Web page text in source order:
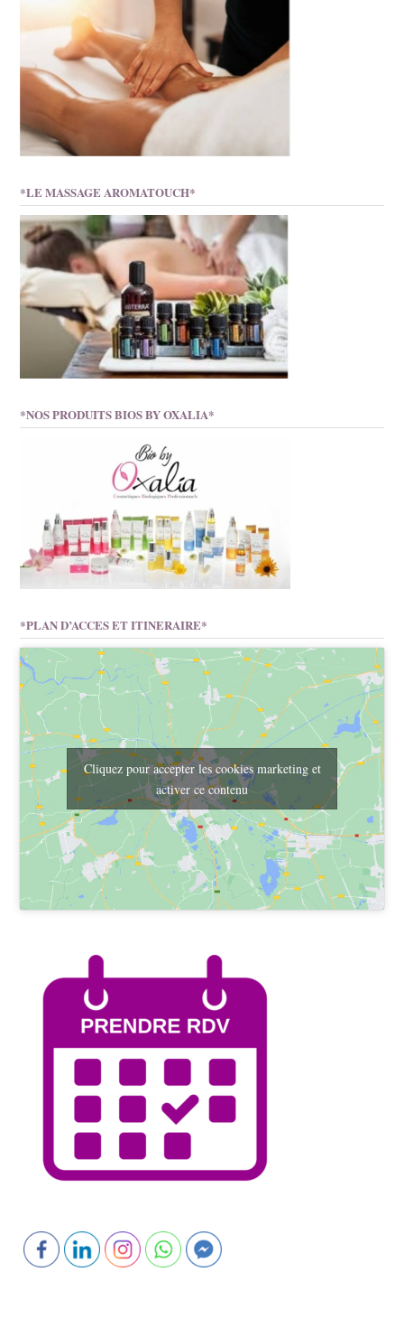
*LE MASSAGE AROMATOUCH*
*NOS PRODUITS BIOS BY OXALIA*
*PLAN D’ACCES ET ITINERAIRE*
Cliquez pour accepter les cookies marketing et
activer ce contenu